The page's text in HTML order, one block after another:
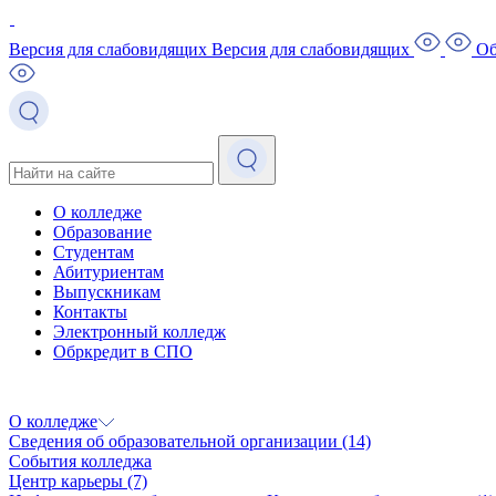
Версия для слабовидящих Версия для слабовидящих
О колледже
Образование
Студентам
Абитуриентам
Выпускникам
Контакты
Электронный колледж
Обркредит в СПО
О колледже
Сведения об образовательной организации (14)
События колледжа
Центр карьеры (7)